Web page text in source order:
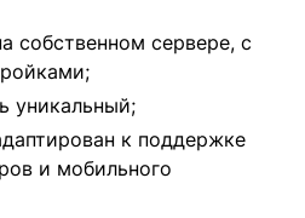
собственном сервере, с
уникальный;
к поддержке
и мобильного